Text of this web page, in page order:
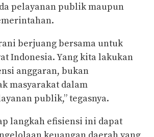
pelayanan publik maupun
berjuang bersama untuk
Indonesia. Yang kita lakukan
anggaran, bukan
masyarakat dalam
publik,” tegasnya.
langkah efisiensi ini dapat